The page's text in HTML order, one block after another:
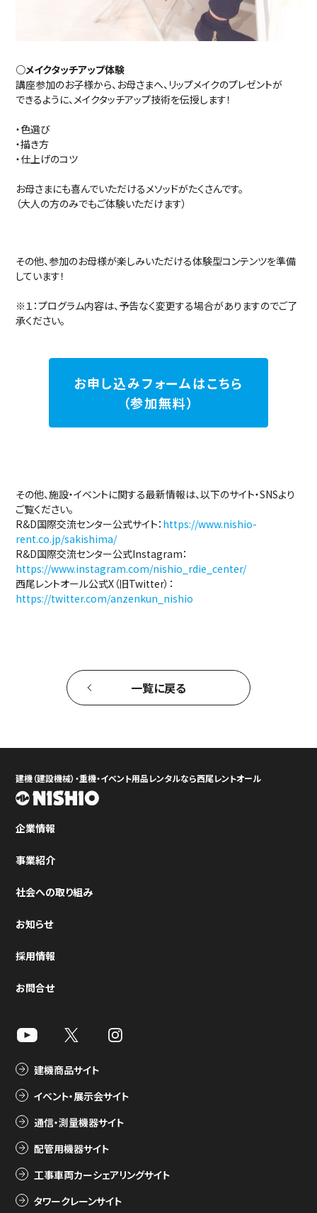
○メイクタッチアップ体験
講座参加のお子様から、お母さまへ、リップメイクのプレゼントが
できるように、メイクタッチアップ技術を伝授します！
・色選び
・描き方
・仕上げのコツ
お母さまにも喜んでいただけるメソッドがたくさんです。
（大人の方のみでもご体験いただけます）
その他、参加のお母様が楽しみいただける体験型コンテンツを準備
しています！
※１：プログラム内容は、予告なく変更する場合がありますのでご了
承ください。
お申し込みフォームはこちら
（参加無料）
その他、施設・イベントに関する最新情報は、以下のサイト・SNSより
ご覧ください。
R&D国際交流センター公式サイト： https://www.nishio-
rent.co.jp/sakishima/
R&D国際交流センター公式Instagram：
https://www.instagram.com/nishio_rdie_center/
西尾レントオール公式X（旧Twitter）：
https://twitter.com/anzenkun_nishio
一覧に戻る
建機（建設機械）・重機・イベント用品レンタルなら西尾レントオール
企業情報
事業紹介
社会への取り組み
お知らせ
採用情報
お問合せ
建機商品サイト
イベント・展示会サイト
通信・測量機器サイト
配管用機器サイト
工事車両カーシェアリングサイト
タワークレーンサイト